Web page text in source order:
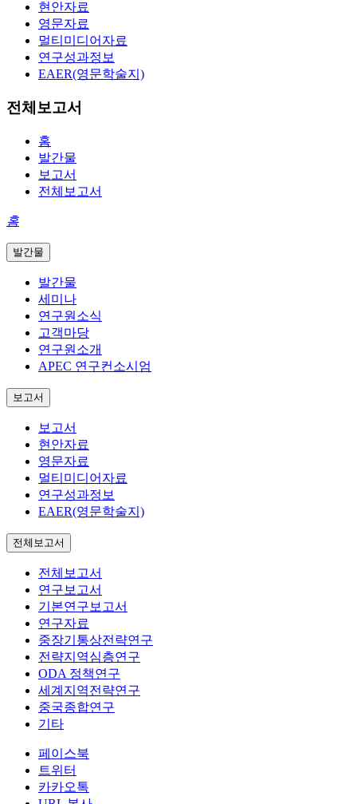
현안자료
영문자료
멀티미디어자료
연구성과정보
EAER(영문학술지)
전체보고서
홈
발간물
보고서
전체보고서
홈
발간물
발간물
세미나
연구원소식
고객마당
연구원소개
APEC 연구컨소시엄
보고서
보고서
현안자료
영문자료
멀티미디어자료
연구성과정보
EAER(영문학술지)
전체보고서
전체보고서
연구보고서
기본연구보고서
연구자료
중장기통상전략연구
전략지역심층연구
ODA 정책연구
세계지역전략연구
중국종합연구
기타
페이스북
트위터
카카오톡